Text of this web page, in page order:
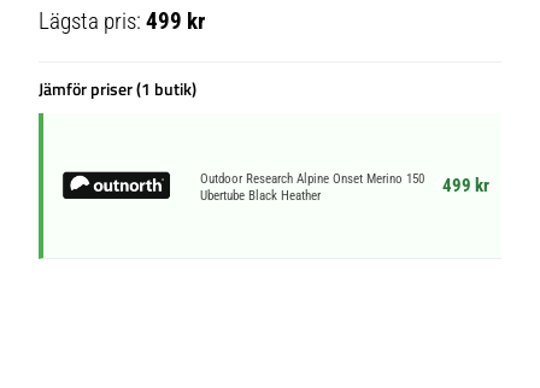
Lägsta pris:499 kr
Jämför priser (1 butik)
Outdoor Research Alpine Onset Merino 150
Ubertube Black Heather
499 kr